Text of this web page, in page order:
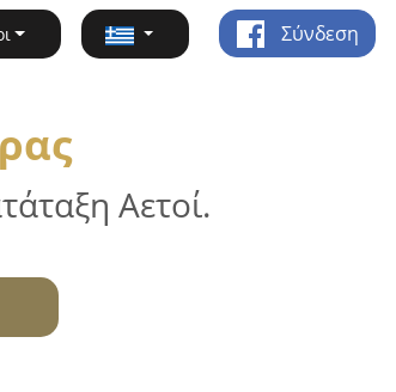
Σύνδεση
Αετοί.